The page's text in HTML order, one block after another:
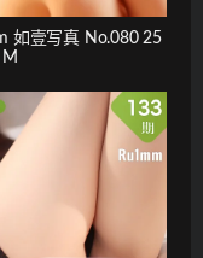
如壹写真 No.080 25
M